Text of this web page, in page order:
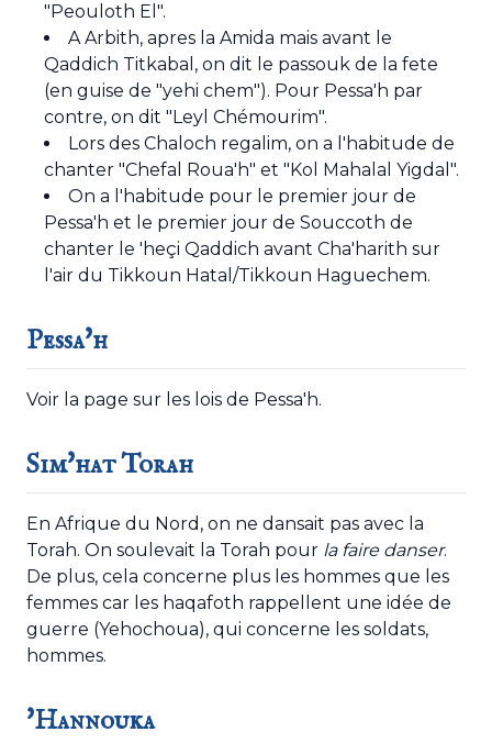
"Peouloth El".
A Arbith, apres la Amida mais avant le
Qaddich Titkabal, on dit le passouk de la fete
(en guise de "yehi chem"). Pour Pessa'h par
contre, on dit "Leyl Chémourim".
Lors des Chaloch regalim, on a l'habitude de
chanter "Chefal Roua'h" et "Kol Mahalal Yigdal".
On a l'habitude pour le premier jour de
Pessa'h et le premier jour de Souccoth de
chanter le 'heçi Qaddich avant Cha'harith sur
l'air du Tikkoun Hatal/Tikkoun Haguechem.
Pessa'h
Voir la page sur les lois de Pessa'h.
Sim'hat Torah
En Afrique du Nord, on ne dansait pas avec la
Torah. On soulevait la Torah pour la faire danser.
De plus, cela concerne plus les hommes que les
femmes car les haqafoth rappellent une idée de
guerre (Yehochoua), qui concerne les soldats,
hommes.
'Hannouka